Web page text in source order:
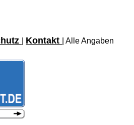
Kontakt
| Alle Angaben